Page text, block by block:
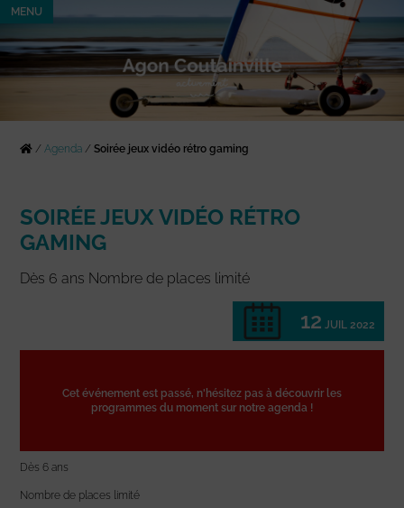
MENU
/Agenda /Soirée jeux vidéo rétro gaming
SOIRÉE JEUX VIDÉO RÉTRO
GAMING
Dès 6 ans Nombre de places limité
12 JUIL 2022
Cet événement est passé, n'hésitez pas à découvrir les
programmes du moment sur notre agenda !
Dès 6 ans
Nombre de places limité